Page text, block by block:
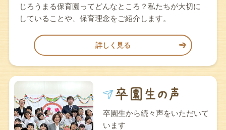
じろうまる保育園ってどんなところ？私たちが大切に
していることや、保育理念をご紹介します。
詳しく見る
卒園生から続々声をいただいて
います